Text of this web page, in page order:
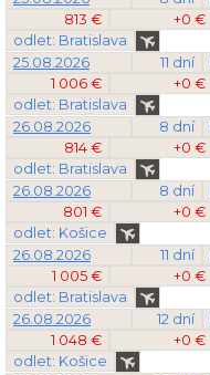
813 €
+0 €
odlet: Bratislava
25.08.2026
11 dní
1 006 €
+0 €
odlet: Bratislava
26.08.2026
8 dní
814 €
+0 €
odlet: Bratislava
26.08.2026
8 dní
801 €
+0 €
odlet: Košice
26.08.2026
11 dní
1 005 €
+0 €
odlet: Bratislava
26.08.2026
12 dní
1 048 €
+0 €
odlet: Košice